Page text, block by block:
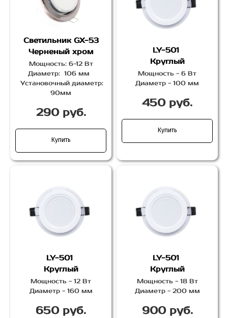
Светильник GX-53
Черненый хром
Мощность: 6-12 Вт
Диаметр: 106 мм
Установочный диаметр:
90мм
290 руб.
Купить
LY-501
Круглый
Мощность - 6 Вт
Диаметр - 100 мм
450 руб.
Купить
LY-501
Круглый
Мощность - 12 Вт
Диаметр - 160 мм
650 руб.
LY-501
Круглый
Мощность - 18 Вт
Диаметр - 200 мм
900 руб.